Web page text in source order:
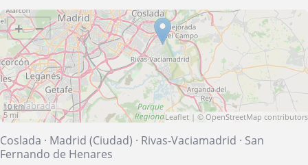
+ −
10 km
5 mi
Leaflet | © OpenStreetMap contributors
Coslada · Madrid (Ciudad) · Rivas-Vaciamadrid · San
Fernando de Henares